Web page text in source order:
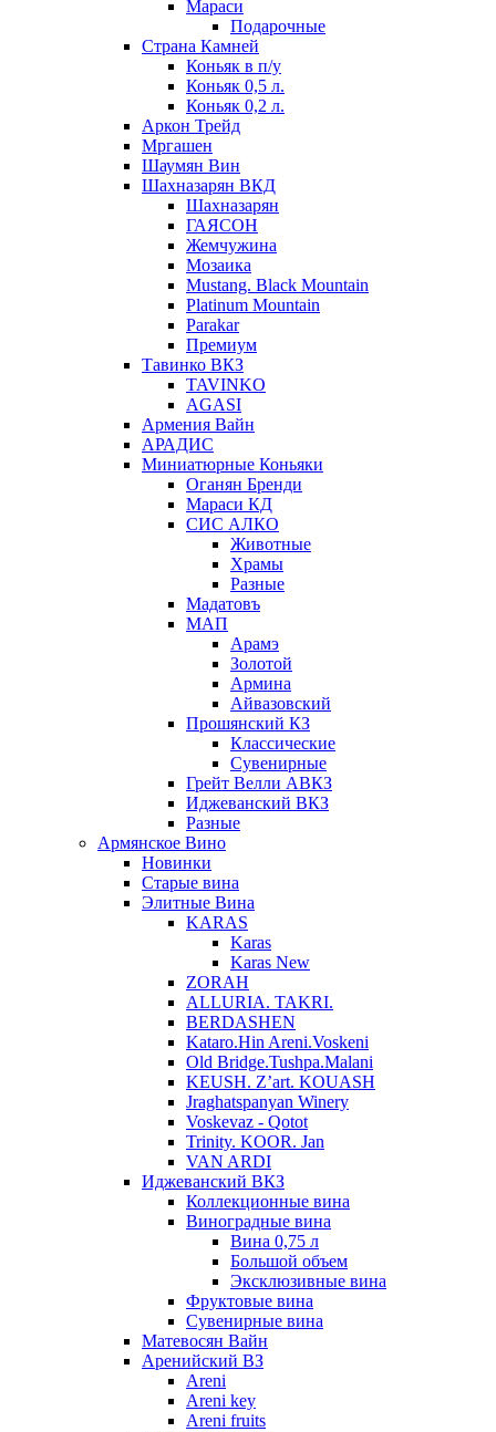
Мараси
Подарочные
Страна Камней
Коньяк в п/у
Коньяк 0,5 л.
Коньяк 0,2 л.
Аркон Трейд
Мргашен
Шаумян Вин
Шахназарян ВКД
Шахназарян
ГАЯСОН
Жемчужина
Мозаика
Mustang. Black Mountain
Platinum Mountain
Parakar
Премиум
Тавинко ВКЗ
TAVINKO
AGASI
Армения Вайн
АРАДИС
Миниатюрные Коньяки
Оганян Бренди
Мараси КД
СИС АЛКО
Животные
Храмы
Разные
Мадатовъ
МАП
Арамэ
Золотой
Армина
Айвазовский
Прошянский КЗ
Классические
Сувенирные
Грейт Велли АВКЗ
Иджеванский ВКЗ
Разные
Армянское Вино
Новинки
Старые вина
Элитные Вина
KARAS
Karas
Karas New
ZORAH
ALLURIA. TAKRI.
BERDASHEN
Kataro.Hin Areni.Voskeni
Old Bridge.Tushpa.Malani
KEUSH. Z’art. KOUASH
Jraghatspanyan Winery
Voskevaz - Qotot
Trinity. KOOR. Jan
VAN ARDI
Иджеванский ВКЗ
Коллекционные вина
Виноградные вина
Вина 0,75 л
Большой объем
Эксклюзивные вина
Фруктовые вина
Cувенирные вина
Матевосян Вайн
Аренийский ВЗ
Areni
Areni key
Areni fruits